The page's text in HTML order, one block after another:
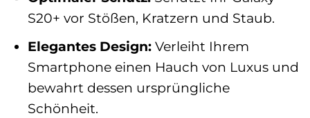
S20+ vor Stößen, Kratzern und Staub.
Elegantes Design: Verleiht Ihrem
Smartphone einen Hauch von Luxus und
bewahrt dessen ursprüngliche
Schönheit.